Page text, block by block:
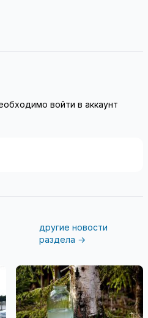
войти в аккаунт
другие новости
раздела →